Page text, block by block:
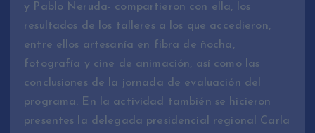
y Pablo Neruda- compartieron con ella, los
resultados de los talleres a los que accedieron,
entre ellos artesanía en fibra de ñocha,
fotografía y cine de animación, así como las
conclusiones de la jornada de evaluación del
programa. En la actividad también se hicieron
presentes la delegada presidencial regional Carla